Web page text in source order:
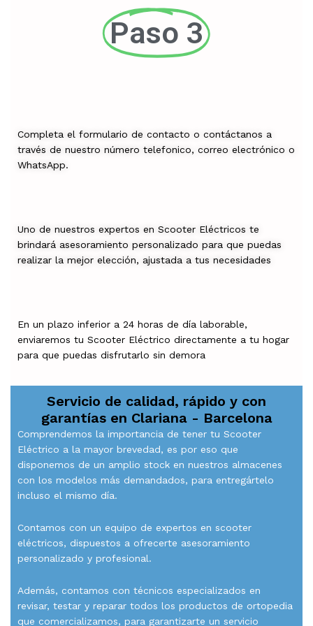
Paso 3
Completa el formulario de contacto o contáctanos a
través de nuestro número telefonico, correo electrónico o
WhatsApp.
Uno de nuestros expertos en Scooter Eléctricos te
brindará asesoramiento personalizado para que puedas
realizar la mejor elección, ajustada a tus necesidades
En un plazo inferior a 24 horas de día laborable,
enviaremos tu Scooter Eléctrico directamente a tu hogar
para que puedas disfrutarlo sin demora
Servicio de calidad, rápido y con
garantías en Clariana - Barcelona
Comprendemos la importancia de tener tu Scooter
Eléctrico a la mayor brevedad, es por eso que
disponemos de un amplio stock en nuestros almacenes
con los modelos más demandados, para entregártelo
incluso el mismo día.
Contamos con un equipo de expertos en scooter
eléctricos, dispuestos a ofrecerte asesoramiento
personalizado y profesional.
Además, contamos con técnicos especializados en
revisar, testar y reparar todos los productos de ortopedia
que comercializamos, para garantizarte un servicio